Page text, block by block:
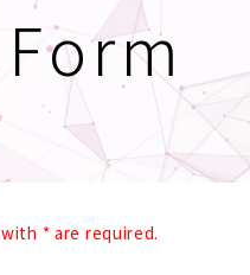
* are required.